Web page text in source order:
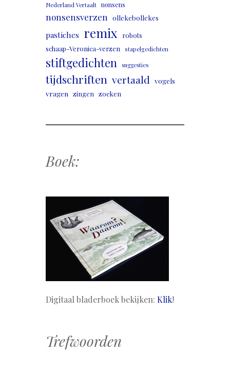
Nederland Vertaalt nonsens
nonsensverzen ollekebollekes
pastiches remix
robots
schaap-Veronica-verzen stapelgedichten
stiftgedichten suggesties
tijdschriften vertaald vogels
vragen zingen zoeken
Boek:
Digitaal bladerboek bekijken: Klik!
Trefwoorden